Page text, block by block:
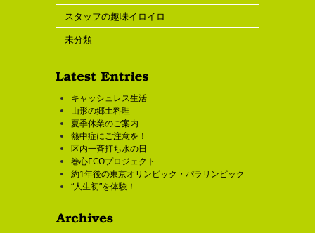
スタッフの趣味イロイロ
未分類
キャッシュレス生活
山形の郷土料理
夏季休業のご案内
熱中症にご注意を！
区内一斉打ち水の日
巻心ECOプロジェクト
約1年後の東京オリンピック・パラリンピック
“人生初”を体験！